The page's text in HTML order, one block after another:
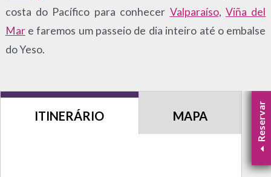
costa do Pacífico para conhecer Valparaíso, Viña del
Mare faremos um passeio de dia inteiro até o embalse
do Yeso.
ITINERÁRIO MAPA Reservar